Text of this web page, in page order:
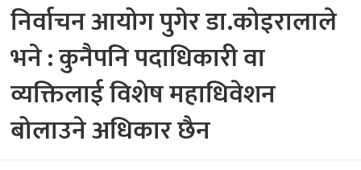
निर्वाचन आयोग पुगेर डा.कोइरालाले
भने : कुनैपनि पदाधिकारी वा
व्यक्तिलाई विशेष महाधिवेशन
बोलाउने अधिकार छैन